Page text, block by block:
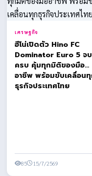
เศรษฐกิจ
ฮีโน่เปิดตัว Hino FC
Dominator Euro 5 จบ
ครบ คุ้มทุกมิติของมือ
อาชีพ พร้อมขับเคลื่อนทุก
ธุรกิจประเทศไทย
85 15/7/2569